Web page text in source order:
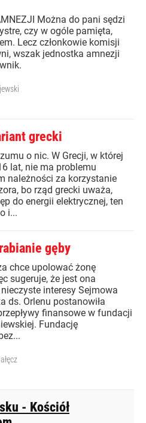
Można do pani sędzi
czy w ogóle pamięta,
Lecz członkowie komisji
wszak jednostka amnezji
grecki
o nic. W Grecji, w której
lat, nie ma problemu
należności za korzystanie
bo rząd grecki uważa,
do energii elektrycznej, ten
i...
gęby
chce upolować żonę
sugeruje, że jest ona
interesy Sejmowa
ds. Orlenu postanowiła
finansowe w fundacji
Fundację
- Kościół